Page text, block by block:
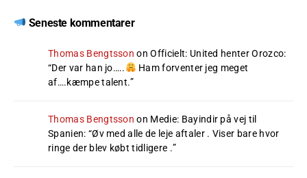
Seneste kommentarer
Thomas Bengtsson onOfficielt: United henter Orozco:
“Der var han jo…..
Ham forventer jeg meget
af….kæmpe talent.”
Thomas Bengtsson on Medie: Bayindir på vej til
Spanien: “Øv med alle de leje aftaler . Viser bare hvor
ringe der blev købt tidligere .”